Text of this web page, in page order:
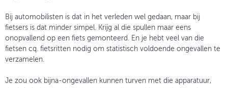
Bij automobilisten is dat in het verleden wel gedaan, maar bij
fietsers is dat minder simpel. Krijg al die spullen maar eens
onopvallend op een fiets gemonteerd. En je hebt veel van die
fietsen cq. fietsritten nodig om statistisch voldoende ongevallen te
verzamelen.
Je zou ook bijna-ongevallen kunnen turven met die apparatuur,